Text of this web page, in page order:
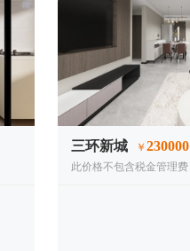
三环新城 ￥230000
此价格不包含税金管理费